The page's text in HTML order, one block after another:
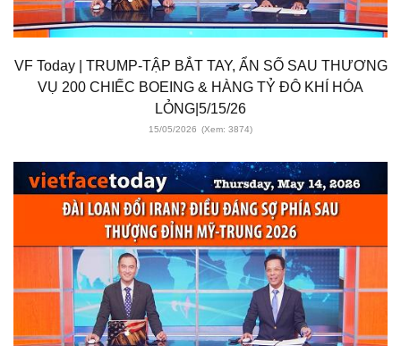
VF Today | TRUMP-TẬP BẮT TAY, ẨN SỐ SAU THƯƠNG
VỤ 200 CHIẾC BOEING & HÀNG TỶ ĐÔ KHÍ HÓA
LỎNG|5/15/26
15/05/2026 (Xem: 3874)